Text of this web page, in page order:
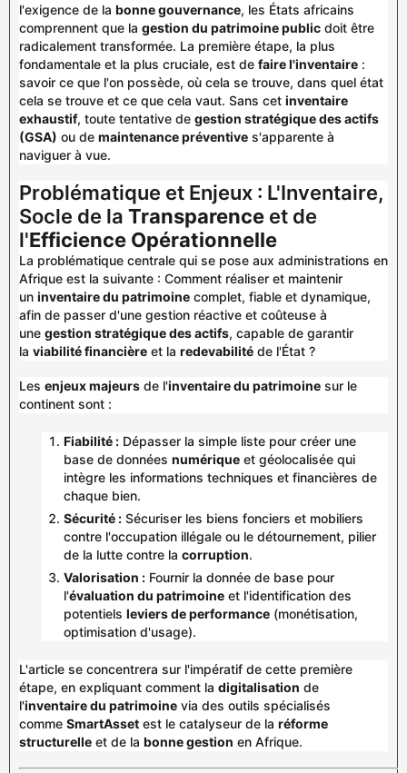
l'exigence de la bonne gouvernance, les États africains
comprennent que la gestion du patrimoine public doit être
radicalement transformée. La première étape, la plus
fondamentale et la plus cruciale, est de faire l'inventaire :
savoir ce que l'on possède, où cela se trouve, dans quel état
cela se trouve et ce que cela vaut. Sans cet inventaire
exhaustif, toute tentative de gestion stratégique des actifs
(GSA) ou de maintenance préventive s'apparente à
naviguer à vue.
Problématique et Enjeux : L'Inventaire,
Socle de la Transparence et de
l'Efficience Opérationnelle
La problématique centrale qui se pose aux administrations en
Afrique est la suivante : Comment réaliser et maintenir
un inventaire du patrimoine complet, fiable et dynamique,
afin de passer d'une gestion réactive et coûteuse à
une gestion stratégique des actifs, capable de garantir
la viabilité financière et la redevabilité de l'État ?
Les enjeux majeurs de l'inventaire du patrimoine sur le
continent sont :
Fiabilité : Dépasser la simple liste pour créer une
base de donnéesnumérique et géolocalisée qui
intègre les informations techniques et financières de
chaque bien.
Sécurité : Sécuriser les biens fonciers et mobiliers
contre l'occupation illégale ou le détournement, pilier
de la lutte contre lacorruption.
Valorisation : Fournir la donnée de base pour
l'évaluation du patrimoine et l'identification des
potentielsleviers de performance (monétisation,
optimisation d'usage).
L'article se concentrera sur l'impératif de cette première
étape, en expliquant comment la digitalisation de
l'inventaire du patrimoine via des outils spécialisés
comme SmartAsset est le catalyseur de la réforme
structurelle et de la bonne gestion en Afrique.